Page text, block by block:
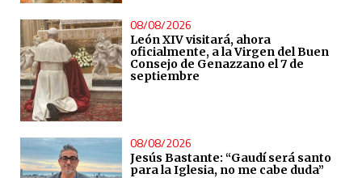
08/08/2026
León XIV visitará, ahora
oficialmente, a la Virgen del Buen
Consejo de Genazzano el 7 de
septiembre
08/08/2026
Jesús Bastante: “Gaudí será santo
para la Iglesia, no me cabe duda”